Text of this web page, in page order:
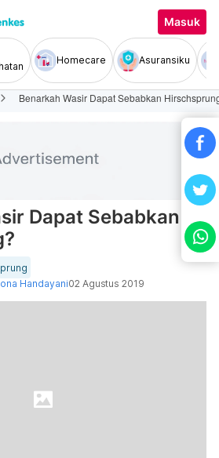
Masuk
Homecare Asuransiku
Benarkah Wasir Dapat Sebabkan
Dapat Sebabkan
Handayani02 Agustus 2019